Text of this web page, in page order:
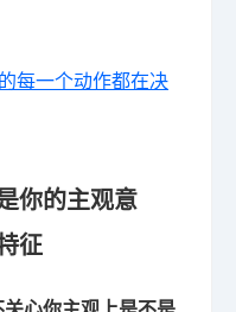
每一个动作都在决
你的主观意
征